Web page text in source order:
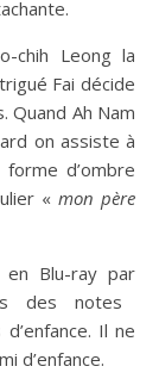
chih Leong la
Fai décide
Quand Ah Nam
on assiste à
d’ombre
«mon père
Blu-ray par
des notes
Il ne
d’enfance.